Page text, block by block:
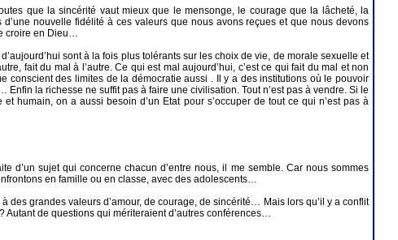
que la sincérité vaut mieux que le mensonge, le courage que la lâcheté, la
nouvelle fidélité à ces valeurs que nous avons reçues et que nous devons
croire en Dieu…
sont à la fois plus tolérants sur les choix de vie, de morale sexuelle et
fait du mal à l’autre. Ce qui est mal aujourd’hui, c’est ce qui fait du mal et non
conscient des limites de la démocratie aussi . Il y a des institutions où le pouvoir
la richesse ne suffit pas à faire une civilisation. Tout n’est pas à vendre. Si le
humain, on a aussi besoin d’un Etat pour s’occuper de tout ce qui n’est pas à
d’un sujet qui concerne chacun d’entre nous, il me semble. Car nous sommes
en famille ou en classe, avec des adolescents…
grandes valeurs d’amour, de courage, de sincérité… Mais lors qu’il y a conflit
de questions qui mériteraient d’autres conférences…